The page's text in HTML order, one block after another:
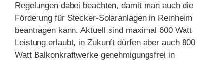
Regelungen dabei beachten, damit man auch die
Förderung für Stecker-Solaranlagen in Reinheim
beantragen kann. Aktuell sind maximal 600 Watt
Leistung erlaubt, in Zukunft dürfen aber auch 800
Watt Balkonkraftwerke genehmigungsfrei in